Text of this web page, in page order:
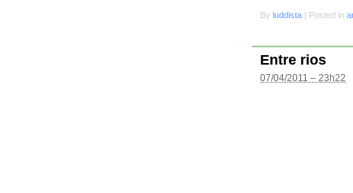
By luddista | Posted in
Entre rios
07/04/2011 – 23h22